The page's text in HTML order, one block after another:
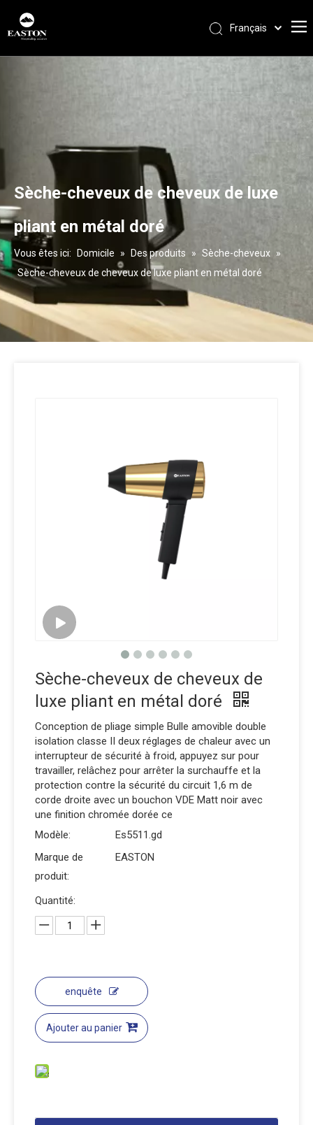
Français
Sèche-cheveux de cheveux de luxe
pliant en métal doré
Vous êtes ici: Domicile » Des produits » Sèche-cheveux »
Sèche-cheveux de cheveux de luxe pliant en métal doré
Sèche-cheveux de cheveux de
luxe pliant en métal doré
Conception de pliage simple Bulle amovible double
isolation classe II deux réglages de chaleur avec un
interrupteur de sécurité à froid, appuyez sur pour
travailler, relâchez pour arrêter la surchauffe et la
protection contre la sécurité du circuit 1,6 m de
corde droite avec un bouchon VDE Matt noir avec
une finition chromée dorée ce
Modèle:
Es5511.gd
Marque de
produit:
EASTON
Quantité:
enquête
Ajouter au panier